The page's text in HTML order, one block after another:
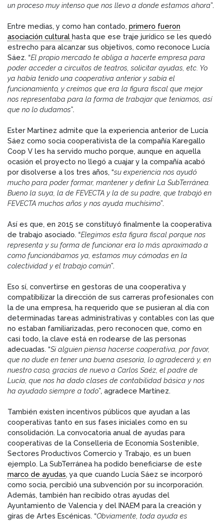
un proceso muy intenso que nos llevo a donde estamos ahora”.
Entre medias, y como han contado, primero fueron
asociación cultural hasta que ese traje jurídico se les quedó
estrecho para alcanzar sus objetivos, como reconoce Lucía
Sáez. “El propio mercado te obliga a hacerte empresa para
poder acceder a circuitos de teatros, solicitar ayudas, etc. Yo
ya había tenido una cooperativa anterior y sabía el
funcionamiento, y creímos que era la figura fiscal que mejor
nos representaba para la forma de trabajar que teníamos, así
que no lo dudamos”.
Ester Martínez admite que la experiencia anterior de Lucía
Sáez como socia cooperativista de la compañía Karegallo
Coop V les ha servido mucho porque, aunque en aquella
ocasión el proyecto no llegó a cuajar y la compañía acabó
por disolverse a los tres años, “su experiencia nos ayudó
mucho para poder formar, mantener y definir La SubTerránea.
Bueno la suya, la de FEVECTA y la de su padre, que trabajó en
FEVECTA muchos años y nos ayuda muchísimo”.
Así es que, en 2015 se constituyó finalmente la cooperativa
de trabajo asociado. “Elegimos esta figura fiscal porque nos
representa y su forma de funcionar era lo más aproximado a
como funcionábamos ya, estamos muy cómodas en la
colectividad y el trabajo común”.
Eso sí, convertirse en gestoras de una cooperativa y
compatibilizar la dirección de sus carreras profesionales con
la de una empresa, ha requerido que se pusieran al día con
determinadas tareas administrativas y contables con las que
no estaban familiarizadas, pero reconocen que, como en
casi todo, la clave está en rodearse de las personas
adecuadas. “Si alguien piensa hacerse cooperativa, por favor,
que no dude en tener una buena asesoría, lo agradecerá y, en
nuestro caso, gracias de nuevo a Carlos Saéz, el padre de
Lucía, que nos ha dado clases de contabilidad básica y nos
ha ayudado siempre a todo”, agradece Martínez.
También existen incentivos públicos que ayudan a las
cooperativas tanto en sus fases iniciales como en su
consolidación. La convocatoria anual de ayudas para
cooperativas de la Conselleria de Economía Sostenible,
Sectores Productivos Comercio y Trabajo, es un buen
ejemplo. La SubTerránea ha podido beneficiarse de este
marco de ayudas, ya que cuando Lucía Sáez se incorporó
como socia, percibió una subvención por su incorporación.
Además, también han recibido otras ayudas del
Ayuntamiento de Valencia y del INAEM para la creación y
giras de Artes Escénicas. “Obviamente, toda ayuda es